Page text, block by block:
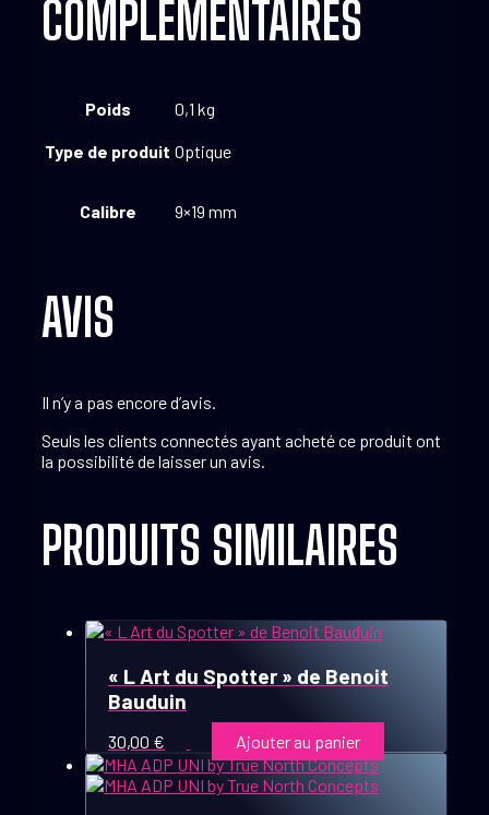
COMPLÉMENTAIRES
Poids 0,1 kg
Type de produit Optique
Calibre 9×19 mm
AVIS
Il n’y a pas encore d’avis.
Seuls les clients connectés ayant acheté ce produit ont
la possibilité de laisser un avis.
PRODUITS SIMILAIRES
« L Art du Spotter » de Benoit
Bauduin
30,00 € Ajouter au panier